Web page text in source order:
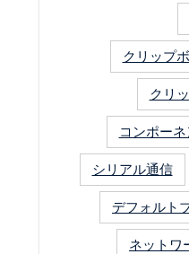
クリップ
クリ
コンポーネ
シリアル通信
デフォルト
ネットワ